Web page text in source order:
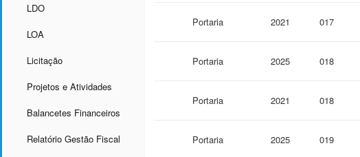
LDO
LOA
Licitação
Projetos e Atividades
Balancetes Financeiros
Relatório Gestão Fiscal
Portaria 2021 017
Portaria 2025 018
Portaria 2021 018
Portaria 2025 019